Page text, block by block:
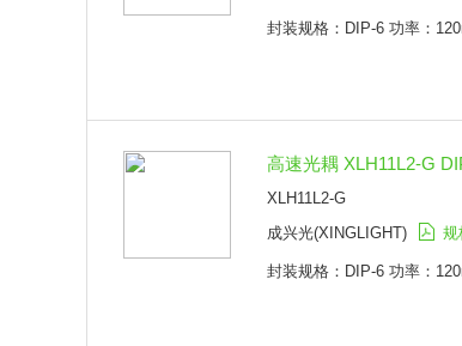
封装规格：DIP-6 功率：
高速光耦 XLH11L2-G
XLH11L2-G
成兴光(XINGLIGHT)
规
封装规格：DIP-6 功率：